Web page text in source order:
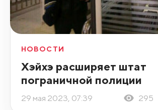
НОВОСТИ
Хэйхэ расширяет штат
пограничной полиции
29 мая 2023, 07:39 295